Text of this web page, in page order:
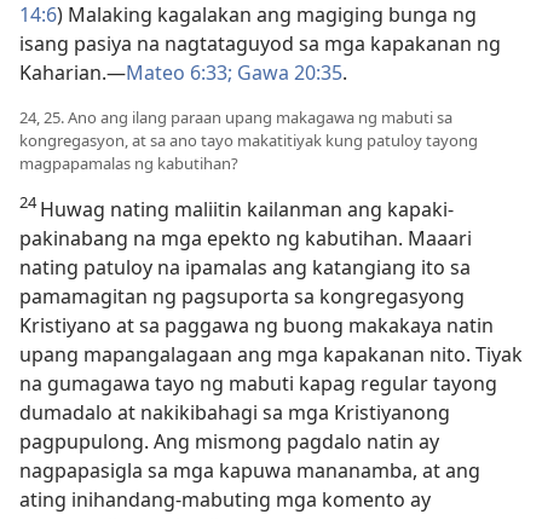
14:6) Malaking kagalakan ang magiging bunga ng
isang pasiya na nagtataguyod sa mga kapakanan ng
Kaharian.​—Mateo 6:33; Gawa 20:35.
24, 25. Ano ang ilang paraan upang makagawa ng mabuti sa
kongregasyon, at sa ano tayo makatitiyak kung patuloy tayong
magpapamalas ng kabutihan?
24Huwag nating maliitin kailanman ang kapaki-
pakinabang na mga epekto ng kabutihan. Maaari
nating patuloy na ipamalas ang katangiang ito sa
pamamagitan ng pagsuporta sa kongregasyong
Kristiyano at sa paggawa ng buong makakaya natin
upang mapangalagaan ang mga kapakanan nito. Tiyak
na gumagawa tayo ng mabuti kapag regular tayong
dumadalo at nakikibahagi sa mga Kristiyanong
pagpupulong. Ang mismong pagdalo natin ay
nagpapasigla sa mga kapuwa mananamba, at ang
ating inihandang-mabuting mga komento ay